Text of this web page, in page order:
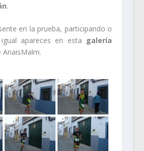
.
en la prueba, participando o
apareces en esta galería
AnaisMalm.